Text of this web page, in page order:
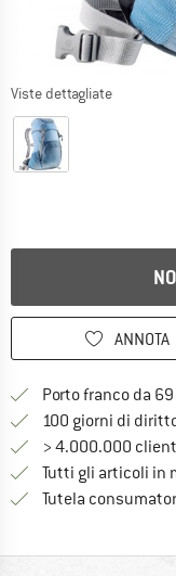
Viste dettagliate
ANNOTA
Porto franco da
100 giorni di
> 4.000.000
Tutti gli articoli in
Tutela